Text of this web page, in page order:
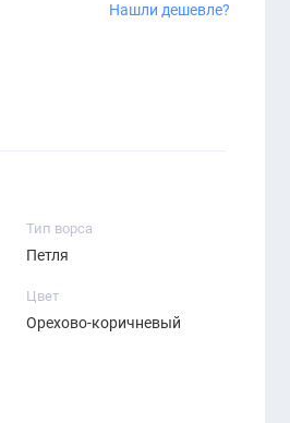
Нашли дешевле?
Тип ворса
Петля
Цвет
Орехово-коричневый